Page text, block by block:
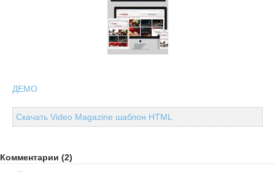
ДЕМО
Скачать Video Magazine шаблон HTML
Комментарии (2)